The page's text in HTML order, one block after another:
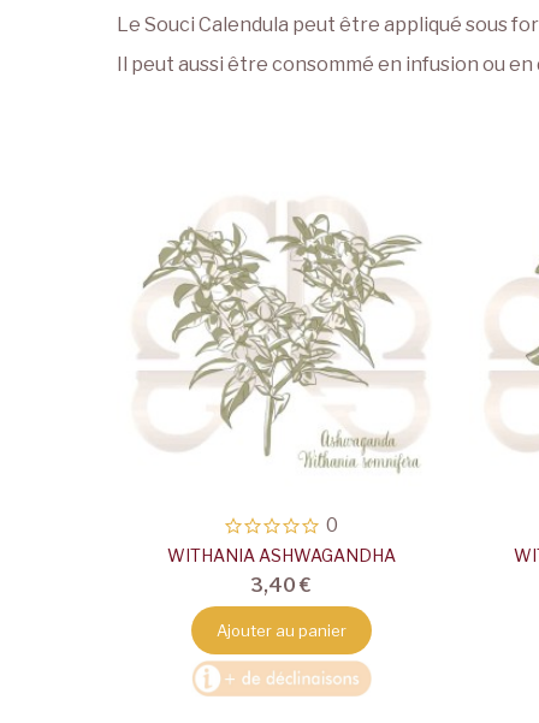
Le Souci Calendula peut être appliqué sous
Il peut aussi être consommé en infusion ou
0
WITHANIA ASHWAGANDHA
3,40 €
Ajouter au panier